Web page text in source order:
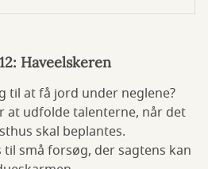
Haveelskeren
til at få jord under neglene?
at udfolde talenterne, når det
skal beplantes.
små forsøg, der sagtens kan